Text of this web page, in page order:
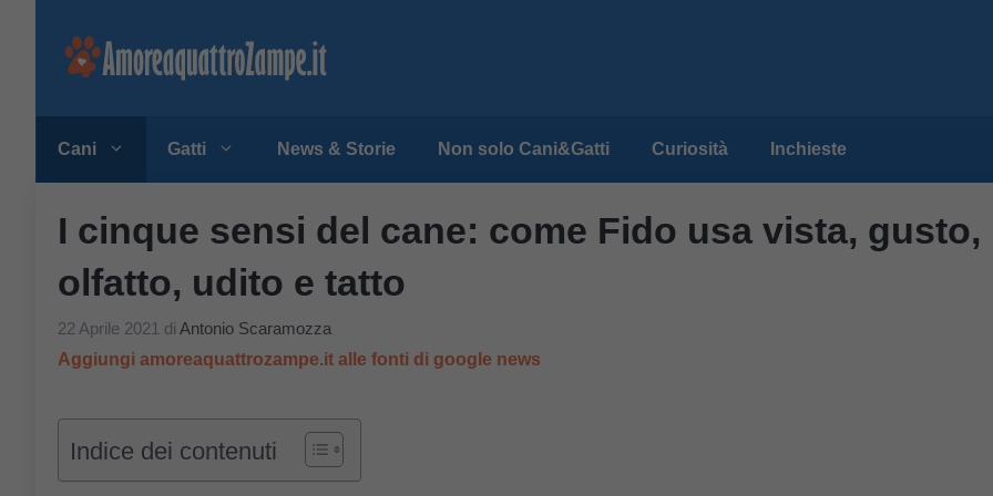
Cani Gatti News & Storie Non solo Cani&Gatti Curiosità Inchieste
I cinque sensi del cane: come Fido usa vista, gusto,
olfatto, udito e tatto
22 Aprile 2021 di Antonio Scaramozza
Aggiungi amoreaquattrozampe.it alle fonti di google news
Indice dei contenuti